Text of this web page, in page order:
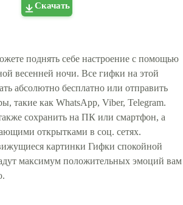
Скачать
поднять себе настроение с помощью
весенней ночи. Все гифки на этой
абсолютно бесплатно или отправить
такие как WhatsApp, Viber, Telegram.
сохранить на ПК или смартфон, а
открытками в соц. сетях.
картинки Гифки спокойной
максимум положительных эмоций вам